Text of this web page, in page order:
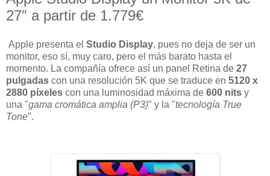
27″ a partir de 1.779€
Apple presenta el Studio Display, pues no deja de ser un
monitor, eso sí, muy caro, pero el más barato hasta el
momento. La compañía ofrece así un panel Retina de 27
pulgadas con una resolución 5K que se traduce en 5120 x
2880 píxeles con una luminosidad máxima de 600 nits y
una "gama cromática amplia (P3)" y la "tecnología True
Tone".